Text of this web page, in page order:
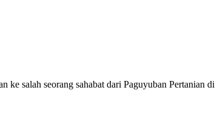
ke salah seorang sahabat dari Paguyuban Pertanian di